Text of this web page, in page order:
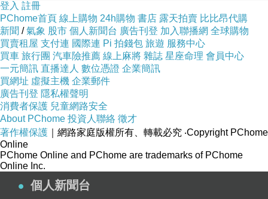
登入 註冊
PChome首頁 線上購物 24h購物 書店 露天拍賣 比比昂代購
新聞 /氣象 股市 個人新聞台 廣告刊登 加入聯播網 全球購物
買賣租屋 支付連 國際連 Pi 拍錢包 旅遊 服務中心
買車 旅行團 汽車險推薦 線上麻將 雜誌 星座命理 會員中心
一元簡訊 直播達人 數位憑證 企業簡訊
買網址 虛擬主機 企業郵件
廣告刊登 隱私權聲明
消費者保護 兒童網路安全
About PChome 投資人聯絡 徵才
著作權保護 ｜網路家庭版權所有、轉載必究 ‧Copyright PChome
Online
PChome Online and PChome are trademarks of PChome
Online Inc.
個人新聞台